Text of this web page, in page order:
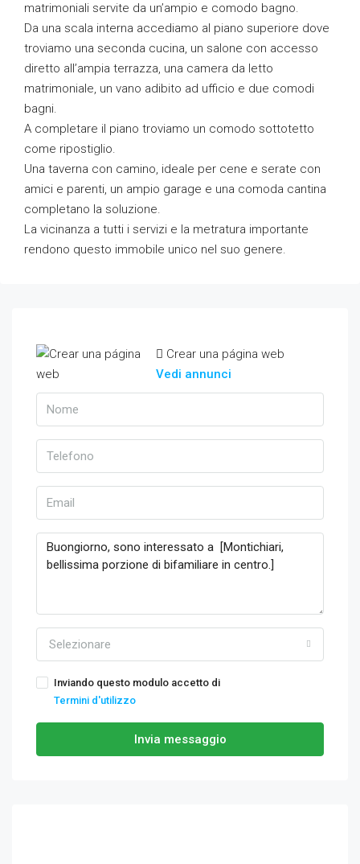
matrimoniali servite da un’ampio e comodo bagno.
Da una scala interna accediamo al piano superiore dove
troviamo una seconda cucina, un salone con accesso
diretto all’ampia terrazza, una camera da letto
matrimoniale, un vano adibito ad ufficio e due comodi
bagni.
A completare il piano troviamo un comodo sottotetto
come ripostiglio.
Una taverna con camino, ideale per cene e serate con
amici e parenti, un ampio garage e una comoda cantina
completano la soluzione.
La vicinanza a tutti i servizi e la metratura importante
rendono questo immobile unico nel suo genere.
Crear una página web
Vedi annunci
Selezionare
Inviando questo modulo accetto di
Termini d'utilizzo
Invia messaggio